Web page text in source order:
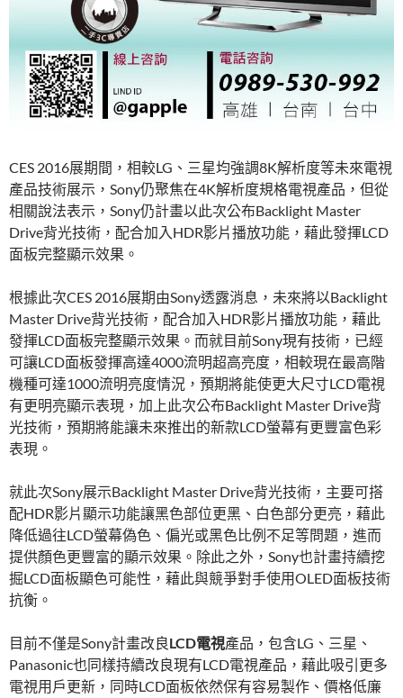
CES 2016展期間，相較LG、三星均強調8K解析度等未來電視
產品技術展示，Sony仍聚焦在4K解析度規格電視產品，但從
相關說法表示，Sony仍計畫以此次公布Backlight Master
Drive背光技術，配合加入HDR影片播放功能，藉此發揮LCD
面板完整顯示效果。
根據此次CES 2016展期由Sony透露消息，未來將以Backlight
Master Drive背光技術，配合加入HDR影片播放功能，藉此
發揮LCD面板完整顯示效果。而就目前Sony現有技術，已經
可讓LCD面板發揮高達4000流明超高亮度，相較現在最高階
機種可達1000流明亮度情況，預期將能使更大尺寸LCD電視
有更明亮顯示表現，加上此次公布Backlight Master Drive背
光技術，預期將能讓未來推出的新款LCD螢幕有更豐富色彩
表現。
就此次Sony展示Backlight Master Drive背光技術，主要可搭
配HDR影片顯示功能讓黑色部位更黑、白色部分更亮，藉此
降低過往LCD螢幕偽色、偏光或黑色比例不足等問題，進而
提供顏色更豐富的顯示效果。除此之外，Sony也計畫持續挖
掘LCD面板顯色可能性，藉此與競爭對手使用OLED面板技術
抗衡。
目前不僅是Sony計畫改良LCD電視產品，包含LG、三星、
Panasonic也同樣持續改良現有LCD電視產品，藉此吸引更多
電視用戶更新，同時LCD面板依然保有容易製作、價格低廉